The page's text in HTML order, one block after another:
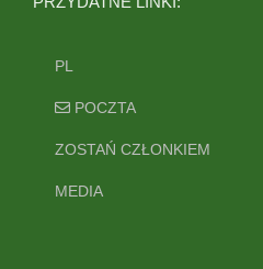
PL
POCZTA
ZOSTAŃ CZŁONKIEM
MEDIA